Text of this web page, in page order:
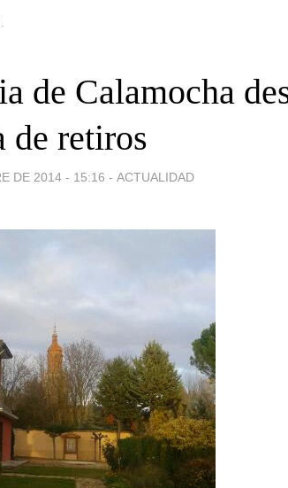
de Calamocha
de retiros
DE 2014 - 15:16 - ACTUALIDAD